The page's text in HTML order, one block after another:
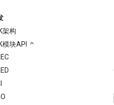
架构
模块API